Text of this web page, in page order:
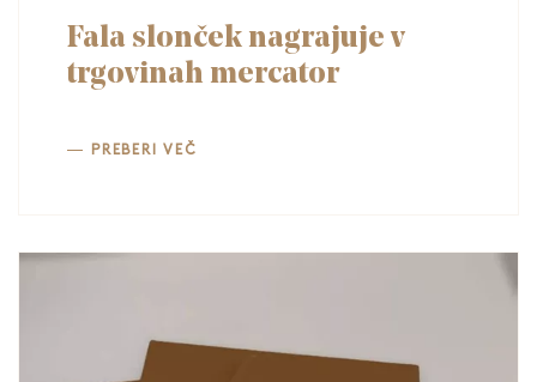
Fala slonček nagrajuje v
trgovinah mercator
PREBERI VEČ